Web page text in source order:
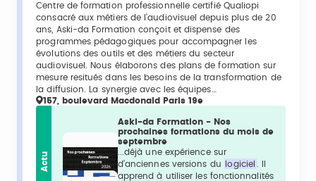
Centre de formation professionnelle certifié Qualiopi
consacré aux métiers de l’audiovisuel depuis plus de 20
ans, Aski-da Formation conçoit et dispense des
programmes pédagogiques pour accompagner les
évolutions des outils et des métiers du secteur
audiovisuel. Nous élaborons des plans de formation sur
mesure resitués dans les besoins de la transformation de
la diffusion. La synergie avec les équipes…
157, boulevard Macdonald Paris 19e
Actu
Aski-da Formation - Nos
prochaines formations du mois de
septembre
...déjà une expérience sur
d’anciennes versions du
logiciel
apprend à utiliser les fonctionnalités